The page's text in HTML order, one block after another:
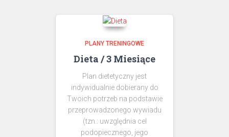
PLANY TRENINGOWE
Dieta / 3 Miesiące
Plan dietetyczny jest
indywidualnie dobierany do
Twoich potrzeb na podstawie
przeprowadzonego wywiadu
(tzn.: uwzględnia cel
podopiecznego, jego